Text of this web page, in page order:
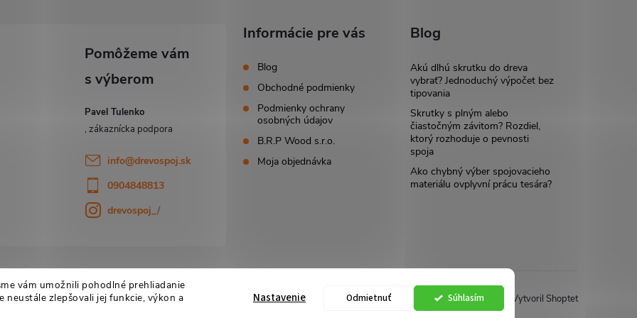
vám umožnili pohodlné prehliadanie
neustále zlepšovali jej funkcie, výkon a
Súhlasím
Odmietnuť
Nastavenie
Pavel Tulenko
info@drevospoj.sk
0904848813
drevospoj_/
Informácie pre vás
Blog
Obchodné podmienky
Podmienky ochrany
osobných údajov
B.R.P Wood s.r.o.
Moja objednávka
Blog
Akú dlhú skrutku do dreva
vybrať? Jednoduchý výpočet bez
tipovania
Skrutky s plným alebo
čiastočným závitom? Rozdiel,
ktorý rozhoduje o pevnosti
spoja
Ako chybný výber spojovacieho
materiálu ovplyvní prácu tesára?
Vytvoril Shoptet
cookies